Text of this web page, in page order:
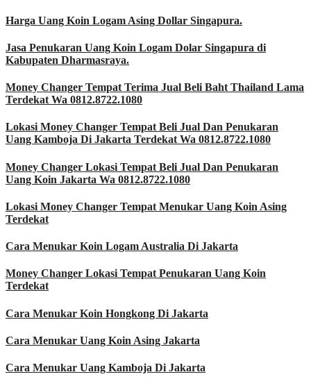
Harga Uang Koin Logam Asing Dollar Singapura.
Jasa Penukaran Uang Koin Logam Dolar Singapura di
Kabupaten Dharmasraya.
Money Changer Tempat Terima Jual Beli Baht Thailand Lama
Terdekat Wa 0812.8722.1080
Lokasi Money Changer Tempat Beli Jual Dan Penukaran
Uang Kamboja Di Jakarta Terdekat Wa 0812.8722.1080
Money Changer Lokasi Tempat Beli Jual Dan Penukaran
Uang Koin Jakarta Wa 0812.8722.1080
Lokasi Money Changer Tempat Menukar Uang Koin Asing
Terdekat
Cara Menukar Koin Logam Australia Di Jakarta
Money Changer Lokasi Tempat Penukaran Uang Koin
Terdekat
Cara Menukar Koin Hongkong Di Jakarta
Cara Menukar Uang Koin Asing Jakarta
Cara Menukar Uang Kamboja Di Jakarta